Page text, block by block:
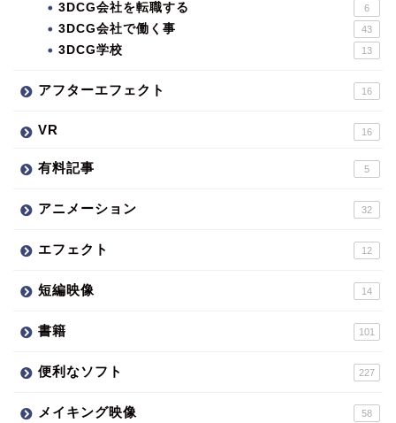
3DCG会社を転職する 6
3DCG会社で働く事 43
3DCG学校 13
アフターエフェクト 16
VR 16
有料記事 5
アニメーション 32
エフェクト 12
短編映像 14
書籍 101
便利なソフト 227
メイキング映像 58